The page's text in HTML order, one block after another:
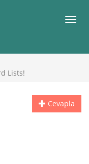
Lists!
Cevapla